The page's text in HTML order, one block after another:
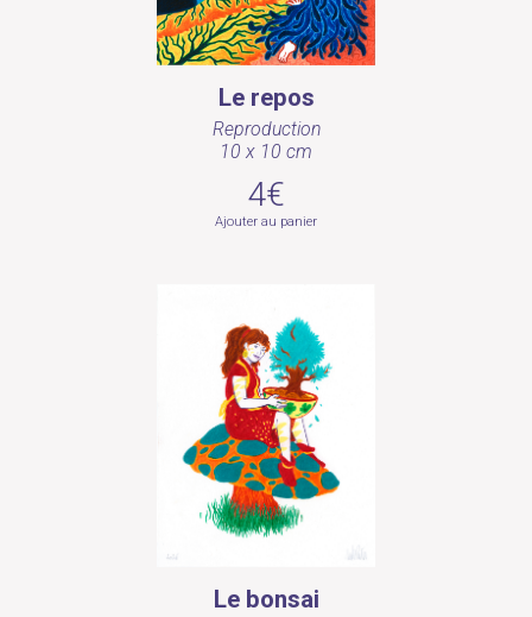
Le repos
Reproduction
10 x 10 cm
4€
Ajouter au panier
Le bonsai